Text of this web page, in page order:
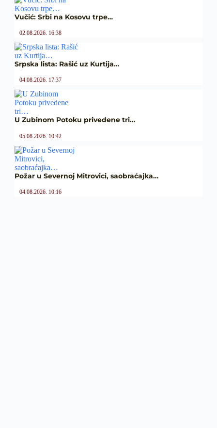
Vučić: Srbi na Kosovu trpe…
02.08.2026. 16:38
Srpska lista: Rašić uz Kurtija…
04.08.2026. 17:37
U Zubinom Potoku privedene tri…
05.08.2026. 10:42
Požar u Severnoj Mitrovici, saobraćajka…
04.08.2026. 10:16